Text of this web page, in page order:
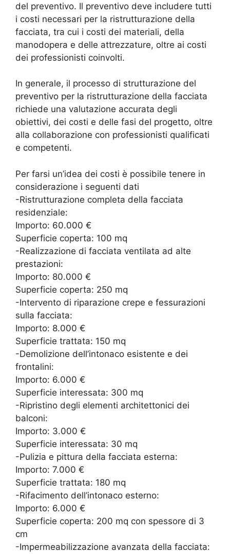
del preventivo. Il preventivo deve includere tutti
i costi necessari per la ristrutturazione della
facciata, tra cui i costi dei materiali, della
manodopera e delle attrezzature, oltre ai costi
dei professionisti coinvolti.
In generale, il processo di strutturazione del
preventivo per la ristrutturazione della facciata
richiede una valutazione accurata degli
obiettivi, dei costi e delle fasi del progetto, oltre
alla collaborazione con professionisti qualificati
e competenti.
Per farsi un’idea dei costi è possibile tenere in
considerazione i seguenti dati
-Ristrutturazione completa della facciata
residenziale:
Importo: 60.000 €
Superficie coperta: 100 mq
-Realizzazione di facciata ventilata ad alte
prestazioni:
Importo: 80.000 €
Superficie coperta: 250 mq
-Intervento di riparazione crepe e fessurazioni
sulla facciata:
Importo: 8.000 €
Superficie trattata: 150 mq
-Demolizione dell’intonaco esistente e dei
frontalini:
Importo: 6.000 €
Superficie interessata: 300 mq
-Ripristino degli elementi architettonici dei
balconi:
Importo: 3.000 €
Superficie interessata: 30 mq
-Pulizia e pittura della facciata esterna:
Importo: 7.000 €
Superficie trattata: 180 mq
-Rifacimento dell’intonaco esterno:
Importo: 6.000 €
Superficie coperta: 200 mq con spessore di 3
cm
-Impermeabilizzazione avanzata della facciata: